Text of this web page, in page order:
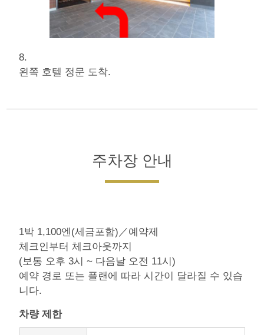
8.
왼쪽 호텔 정문 도착.
주차장 안내
1박 1,100엔(세금포함)／예약제
체크인부터 체크아웃까지
(보통 오후 3시 ~ 다음날 오전 11시)
예약 경로 또는 플랜에 따라 시간이 달라질 수 있습
니다.
차량 제한